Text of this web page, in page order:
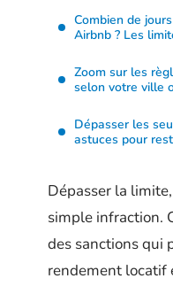
Combien de
Airbnb ? Les
Zoom sur les
selon votre ville
Dépasser les
astuces pour
Dépasser la limite,
simple infraction.
des sanctions qui
rendement locatif